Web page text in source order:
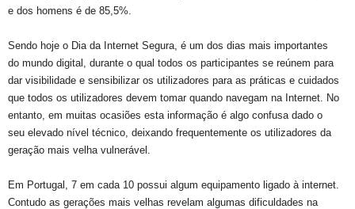
e dos homens é de 85,5%.
Sendo hoje o Dia da Internet Segura, é um dos dias mais importantes
do mundo digital, durante o qual todos os participantes se reúnem para
dar visibilidade e sensibilizar os utilizadores para as práticas e cuidados
que todos os utilizadores devem tomar quando navegam na Internet. No
entanto, em muitas ocasiões esta informação é algo confusa dado o
seu elevado nível técnico, deixando frequentemente os utilizadores da
geração mais velha vulnerável.
Em Portugal, 7 em cada 10 possui algum equipamento ligado à internet.
Contudo as gerações mais velhas revelam algumas dificuldades na